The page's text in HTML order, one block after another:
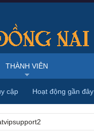
THÀNH VIÊN
cập Hoạt động gần đây